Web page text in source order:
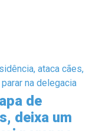
de
deixa um